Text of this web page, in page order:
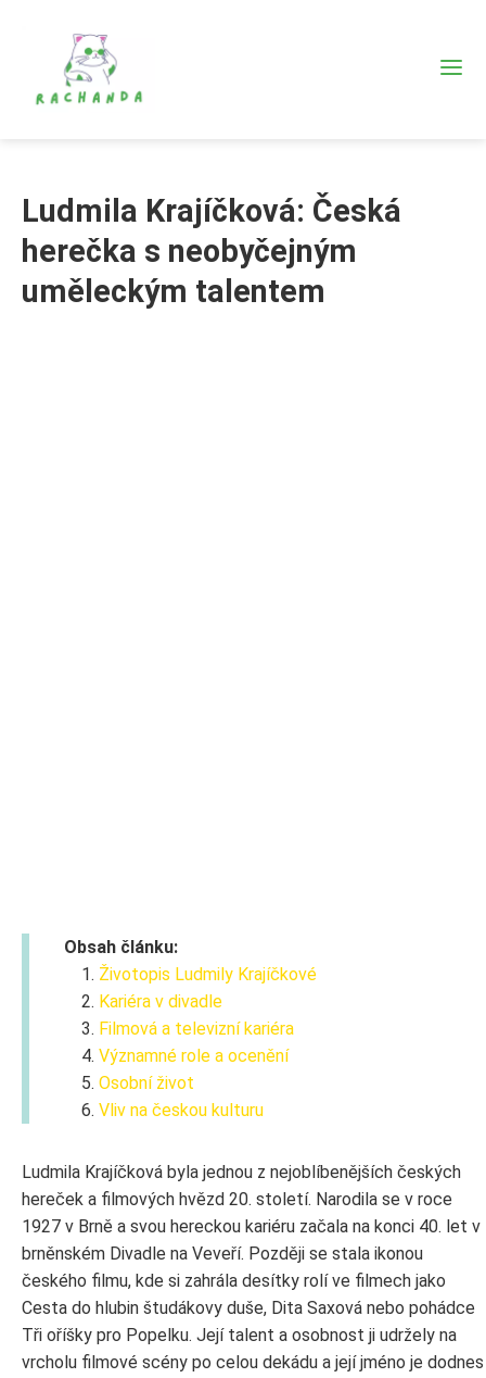
Ludmila Krajíčková: Česká
herečka s neobyčejným
uměleckým talentem
Obsah článku:
Životopis Ludmily Krajíčkové
Kariéra v divadle
Filmová a televizní kariéra
Významné role a ocenění
Osobní život
Vliv na českou kulturu
Ludmila Krajíčková byla jednou z nejoblíbenějších českých
hereček a filmových hvězd 20. století. Narodila se v roce
1927 v Brně a svou hereckou kariéru začala na konci 40. let v
brněnském Divadle na Veveří. Později se stala ikonou
českého filmu, kde si zahrála desítky rolí ve filmech jako
Cesta do hlubin študákovy duše, Dita Saxová nebo pohádce
Tři oříšky pro Popelku. Její talent a osobnost ji udržely na
vrcholu filmové scény po celou dekádu a její jméno je dodnes